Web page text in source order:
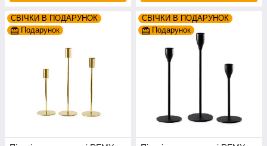
СВІЧКИ В ПОДАРУНОК
Подарунок
СВІЧКИ В ПОДАРУНОК
Подарунок